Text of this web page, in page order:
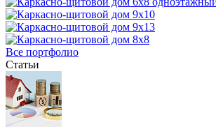
Все портфолио
Статьи